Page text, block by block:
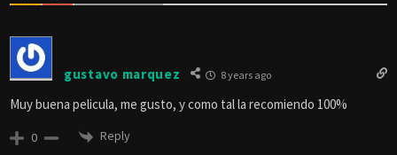
gustavo marquez 8 years ago
Muy buena pelicula, me gusto, y como tal la recomiendo 100%
0 Reply